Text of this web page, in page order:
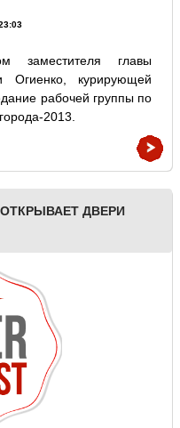
заместителя главы
Огиенко, курирующей
рабочей группы по
2013.
ДВЕРИ